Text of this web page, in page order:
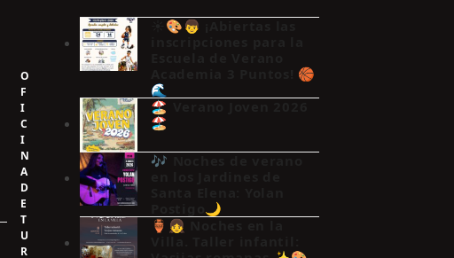
☀️🎨👦 ¡Abiertas las
Academia 3 Puntos! 🏀
🌊
🏖️ Verano Joven 2026
🏖️
🎶 Noches de verano
Postigo🌙
🏺👧 Noches en la
O
F
I
C
I
N
A
D
E
T
U
R